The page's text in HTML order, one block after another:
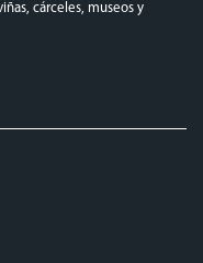
cárceles, museos y